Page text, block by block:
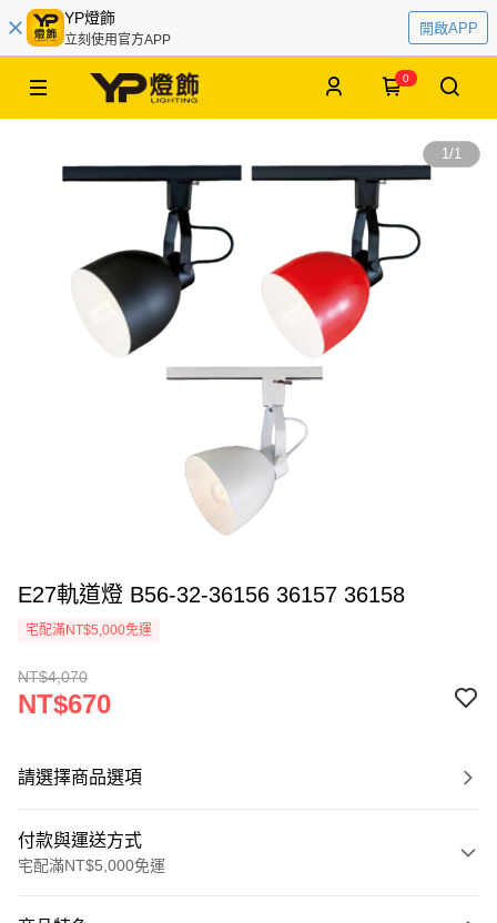
YP燈飾
立刻使用官方APP
開啟APP
0
1/1
E27軌道燈 B56-32-36156 36157 36158
宅配滿NT$5,000免運
NT$4,070
NT$670
請選擇商品選項
付款與運送方式
宅配滿NT$5,000免運